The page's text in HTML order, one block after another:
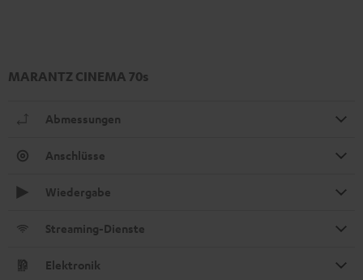
MARANTZ CINEMA 70s
Abmessungen
Anschlüsse
Wiedergabe
Streaming-Dienste
Elektronik